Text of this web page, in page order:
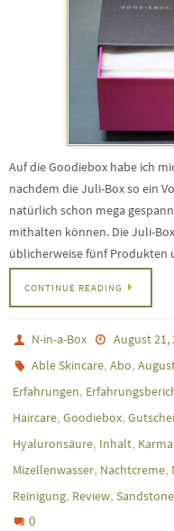
Auf die Goodiebox habe ich
nachdem die Juli-Box so ein
natürlich schon mega
mithalten können. Die Juli-
üblicherweise fünf Produkten
CONTINUE READING
N-in-a-Box August 21,
Able Skincare,Abo,
Erfahrungen,
Haircare, Goodiebox,
Hyaluronsäure, Inhalt,
Mizellenwasser, Nachtcreme,
Reinigung, Review, Sandstone
0